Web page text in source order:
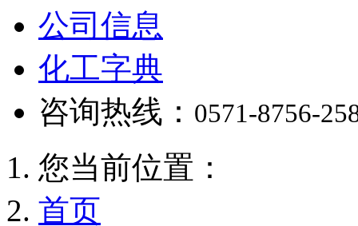
公司信息
化工字典
咨询热线： 0571-8756-
您当前位置：
首页